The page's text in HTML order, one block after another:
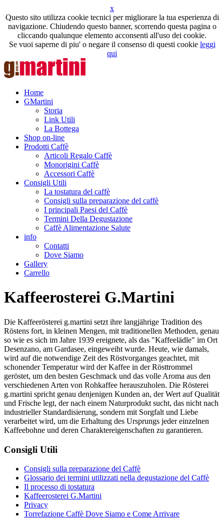
x
Questo sito utilizza cookie tecnici per migliorare la tua esperienza di
navigazione. Chiudendo questo banner, scorrendo questa pagina o
cliccando qualunque elemento acconsenti all'uso dei cookie.
Se vuoi saperne di piu' o negare il consenso di questi cookie leggi
qui
Home
GMartini
Storia
Link Utili
La Bottega
Shop on-line
Prodotti Caffè
Articoli Regalo Caffè
Monorigini Caffè
Accessori Caffè
Consigli Utili
La tostatura del caffè
Consigli sulla preparazione del caffè
I principali Paesi del Caffè
Termini Della Degustazione
Caffè Alimentazione Salute
info
Contatti
Dove Siamo
Gallery
Carrello
Kaffeerosterei G.Martini
Die Kaffeerösterei g.martini setzt ihre langjährige Tradition des
Röstens fort, in kleinen Mengen, mit traditionellen Methoden, genau
so wie es sich im Jahre 1939 ereignete, als das "Kaffeelädle" im Ort
Desenzano, am Gardasee, eingeweiht wurde. Heute, wie damals,
wird auf die notwendige Zeit des Röstvorganges geachtet, mit
schonender Temperatur wird der Kaffee in der Rösttrommel
geröstet, um den besten Geschmack und das volle Aroma aus den
verschiedenen Arten von Rohkaffee herauszuholen. Die Rösterei
g.martini spricht genau denjenigen Kunden an, der Wert auf Qualität
und Frische legt, der nach einem Naturprodukt sucht, das nicht nach
industrieller Standardisierung, sondern mit Sorgfalt und Liebe
verarbeitet wird, um die Erhaltung des Ursprungs jeder einzelnen
Kaffeebohne und deren Charaktereigenschaften zu garantieren.
Consigli Utili
Consigli sulla preparazione del Caffè
Glossario dei termini utilizzati nella degustazione del Caffè
Il processo di tostatura
Kaffeerosterei G.Martini
Privacy
Torrefazione Caffè Dove Siamo e Come Arrivare